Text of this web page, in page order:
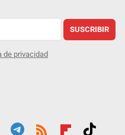
SUSCRIBIR
de privacidad